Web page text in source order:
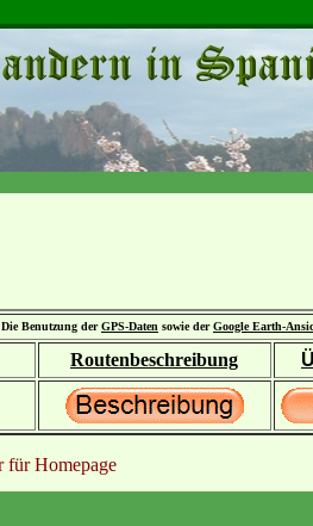
Die Benutzung derGPS-Daten sowie derGoogle Earth-
Routenbeschreibung